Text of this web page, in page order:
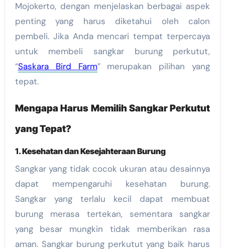
Mojokerto, dengan menjelaskan berbagai aspek
penting yang harus diketahui oleh calon
pembeli. Jika Anda mencari tempat terpercaya
untuk membeli sangkar burung perkutut,
“Saskara Bird Farm” merupakan pilihan yang
tepat.
Mengapa Harus Memilih Sangkar Perkutut
yang Tepat?
1.Kesehatan dan Kesejahteraan Burung
Sangkar yang tidak cocok ukuran atau desainnya
dapat mempengaruhi kesehatan burung.
Sangkar yang terlalu kecil dapat membuat
burung merasa tertekan, sementara sangkar
yang besar mungkin tidak memberikan rasa
aman. Sangkar burung perkutut yang baik harus